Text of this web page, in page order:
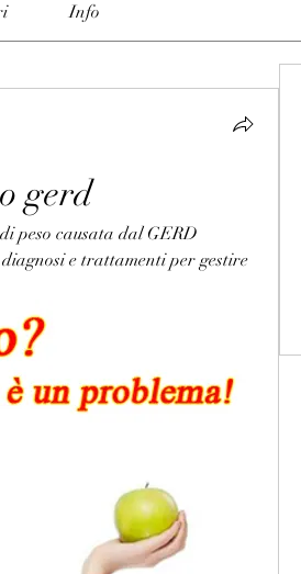
Info
gerd
peso causata dal GERD
e trattamenti per gestire